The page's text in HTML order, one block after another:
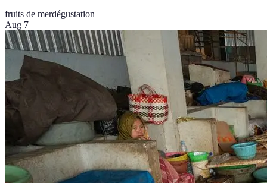
fruits de merdégustation
Aug 7